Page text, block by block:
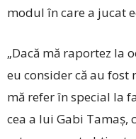
modul în care a jucat
„Dacă mă raportez la
eu consider că au fost
mă refer în special la
cea a lui Gabi Tamaș,